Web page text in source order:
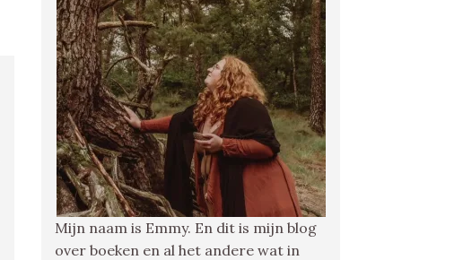
Mijn naam is Emmy. En dit is mijn blog
over boeken en al het andere wat in